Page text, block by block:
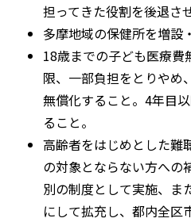
担ってきた役割を後退さ
多摩地域の保健所を増設
18歳までの子ども医療費
限、一部負担をとりやめ
無償化すること。4年目
ること。
高齢者をはじめとした難
の対象とならない方への
別の制度として実施、ま
にして拡充し、都内全区